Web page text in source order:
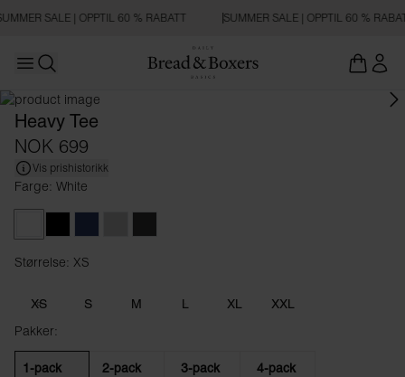
SALE | OPPTIL 60 % RABATT SUMMER SALE | OPPTIL 60 %
Open main menu
OVERSIZED FIT
Heavy Tee
NOK 699
Vis prishistorikk
Farge: White
Størrelse: XS
XS S M L XL XXL
Pakker:
1-pack 2-pack 3-pack 4-pack